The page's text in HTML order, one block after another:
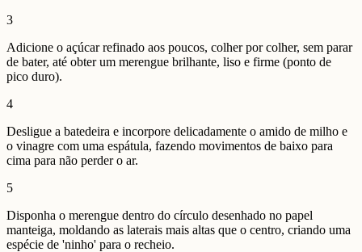
3
Adicione o açúcar refinado aos poucos, colher por colher, sem parar
de bater, até obter um merengue brilhante, liso e firme (ponto de
pico duro).
4
Desligue a batedeira e incorpore delicadamente o amido de milho e
o vinagre com uma espátula, fazendo movimentos de baixo para
cima para não perder o ar.
5
Disponha o merengue dentro do círculo desenhado no papel
manteiga, moldando as laterais mais altas que o centro, criando uma
espécie de 'ninho' para o recheio.